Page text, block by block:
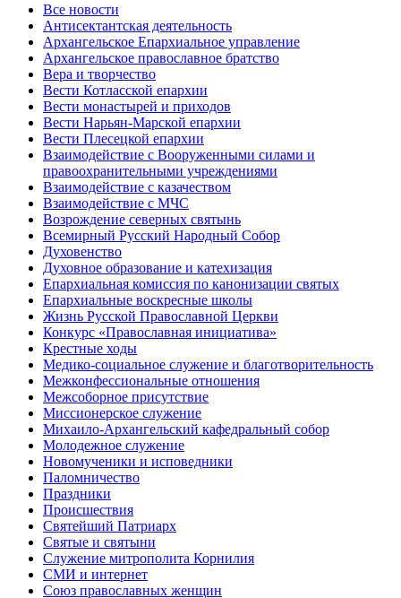
Все новости
Антисектантская деятельность
Архангельское Епархиальное управление
Архангельское православное братство
Вера и творчество
Вести Котласской епархии
Вести монастырей и приходов
Вести Нарьян-Марской епархии
Вести Плесецкой епархии
Взаимодействие с Вооруженными силами и
правоохранительными учреждениями
Взаимодействие с казачеством
Взаимодействие с МЧС
Возрождение северных святынь
Всемирный Русский Народный Собор
Духовенство
Духовное образование и катехизация
Епархиальная комиссия по канонизации святых
Епархиальные воскресные школы
Жизнь Русской Православной Церкви
Конкурс «Православная инициатива»
Крестные ходы
Медико-социальное служение и благотворительность
Межконфессиональные отношения
Межсоборное присутствие
Миссионерское служение
Михаило-Архангельский кафедральный собор
Молодежное служение
Новомученики и исповедники
Паломничество
Праздники
Происшествия
Святейший Патриарх
Святые и святыни
Служение митрополита Корнилия
СМИ и интернет
Союз православных женщин